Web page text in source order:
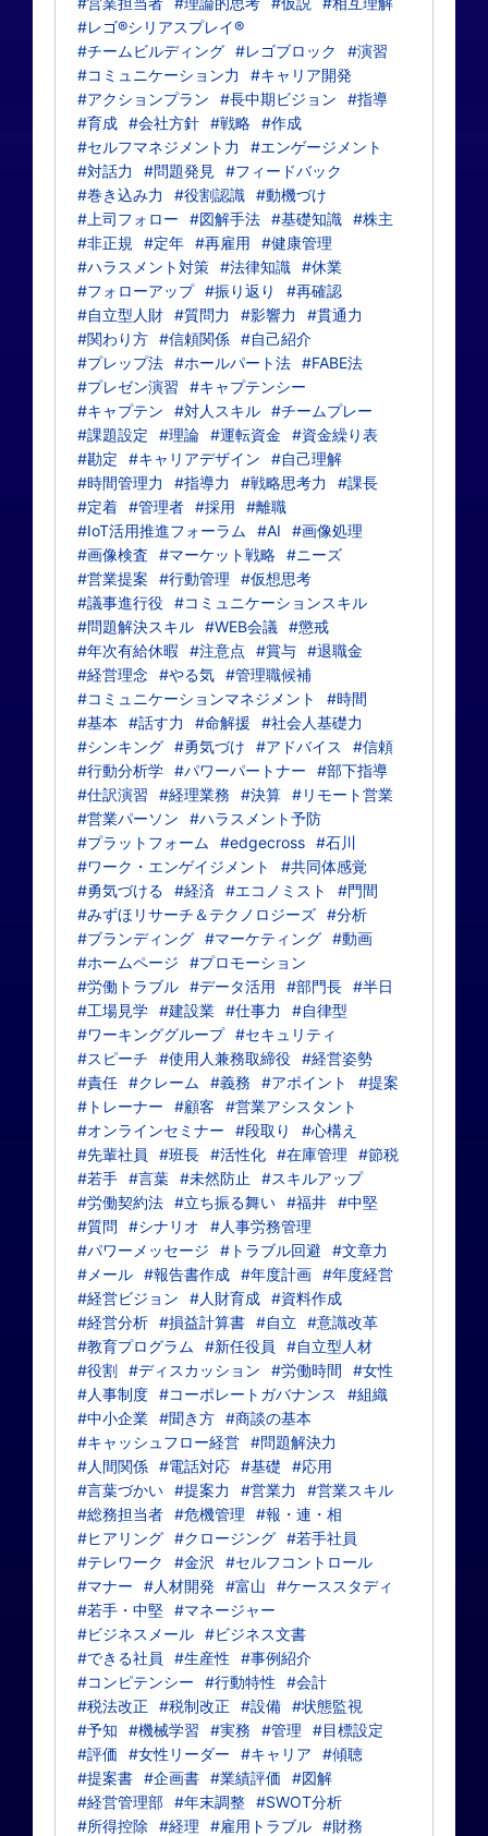
#レゴ®シリアスプレイ®
#チームビルディング #レゴブロック
#演習
#コミュニケーション力
#キャリア開発
#アクションプラン
#長中期ビジョン
#指導
#育成 #会社方針 #戦略 #作成
#セルフマネジメント力
#エンゲージメント
#対話力
#問題発見
#フィードバック
#巻き込み力
#役割認識 #動機づけ
#上司フォロー
#図解手法 #基礎知識 #株主
#非正規
#定年 #再雇用
#健康管理
#ハラスメント対策 #法律知識 #休業
#フォローアップ #振り返り
#再確認
#自立型人財 #質問力 #影響力
#貫通力
#関わり方 #信頼関係 #自己紹介
#プレップ法 #ホールパート法 #FABE法
#プレゼン演習
#キャプテンシー
#キャプテン
#対人スキル #チームプレー
#課題設定
#理論 #運転資金
#資金繰り表
#勘定
#キャリアデザイン
#自己理解
#時間管理力
#指導力 #戦略思考力
#課長
#定着 #管理者 #採用
#離職
#IoT活用推進フォーラム
#AI
#画像処理
#画像検査
#マーケット戦略 #ニーズ
#営業提案
#行動管理
#仮想思考
#議事進行役 #コミュニケーションスキル
#問題解決スキル #WEB会議
#懲戒
#年次有給休暇
#注意点 #賞与 #退職金
#経営理念 #やる気 #管理職候補
#コミュニケーションマネジメント
#時間
#基本
#話す力 #命解援
#社会人基礎力
#シンキング #勇気づけ #アドバイス
#信頼
#行動分析学 #パワーパートナー
#部下指導
#仕訳演習
#経理業務 #決算 #リモート営業
#営業パーソン
#ハラスメント予防
#プラットフォーム
#edgecross #石川
#ワーク・エンゲイジメント
#共同体感覚
#勇気づける
#経済 #エコノミスト
#門間
#みずほリサーチ＆テクノロジーズ #分析
#ブランディング #マーケティング #動画
#ホームページ
#プロモーション
#労働トラブル #データ活用 #部門長 #半日
#工場見学 #建設業 #仕事力
#自律型
#ワーキンググループ #セキュリティ
#スピーチ
#使用人兼務取締役 #経営姿勢
#責任 #クレーム #義務 #アポイント
#提案
#トレーナー
#顧客
#営業アシスタント
#オンラインセミナー
#段取り
#心構え
#先輩社員
#班長 #活性化 #在庫管理
#節税
#若手 #言葉 #未然防止
#スキルアップ
#労働契約法 #立ち振る舞い #福井 #中堅
#質問
#シナリオ
#人事労務管理
#パワーメッセージ
#トラブル回避
#文章力
#メール #報告書作成 #年度計画 #年度経営
#経営ビジョン
#人財育成 #資料作成
#経営分析 #損益計算書 #自立
#意識改革
#教育プログラム
#新任役員
#自立型人材
#役割 #ディスカッション #労働時間
#女性
#人事制度 #コーポレートガバナンス
#組織
#中小企業 #聞き方 #商談の基本
#キャッシュフロー経営 #問題解決力
#人間関係 #電話対応 #基礎
#応用
#言葉づかい #提案力 #営業力
#営業スキル
#総務担当者 #危機管理
#報・連・相
#ヒアリング #クロージング #若手社員
#テレワーク
#金沢
#セルフコントロール
#マナー
#人材開発 #富山
#ケーススタディ
#若手・中堅 #マネージャー
#ビジネスメール #ビジネス文書
#できる社員
#生産性
#事例紹介
#コンピテンシー
#行動特性
#会計
#税法改正
#税制改正 #設備 #状態監視
#予知
#機械学習 #実務 #管理
#目標設定
#評価
#女性リーダー #キャリア
#傾聴
#提案書 #企画書 #業績評価
#図解
#経営管理部 #年末調整 #SWOT分析
#所得控除
#経理 #雇用トラブル #財務